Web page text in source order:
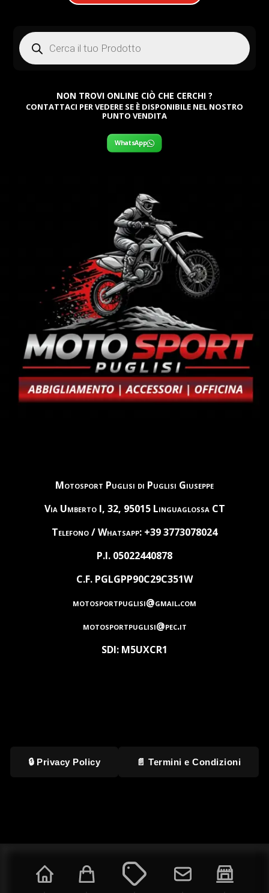
Products
search
NON TROVI ONLINE CIÒ CHE CERCHI ?
CONTATTACI PER VEDERE SE È DISPONIBILE NEL NOSTRO
PUNTO VENDITA
WhatsApp
Motosport Puglisi di Puglisi Giuseppe
Via Umberto I, 32, 95015 Linguaglossa CT
Telefono / Whatsapp: +39 3773078024
P.I. 05022440878
C.F. PGLGPP90C29C351W
motosportpuglisi@gmail.com
motosportpuglisi@pec.it
SDI: M5UXCR1
🔒 Privacy Policy 📄 Termini e Condizioni